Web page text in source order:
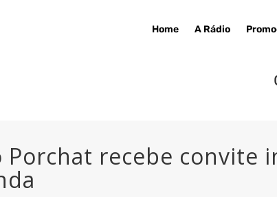
Home A Rádio
Porchat recebe convite